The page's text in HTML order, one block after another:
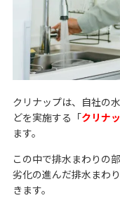
クリナップは、自社の
どを実施する「クリナ
ます。
この中で排水まわりの
劣化の進んだ排水まわ
きます。